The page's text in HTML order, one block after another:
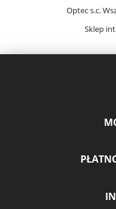
Optec s.c.
Sklep